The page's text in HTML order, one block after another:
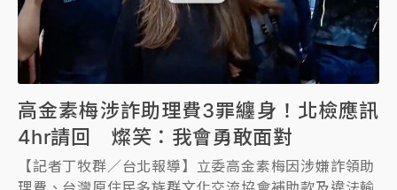
高金素梅涉詐助理費3罪纏身！北檢應訊
4hr請回 燦笑：我會勇敢面對
【記者丁牧群／台北報導】立委高金素梅因涉嫌詐領助